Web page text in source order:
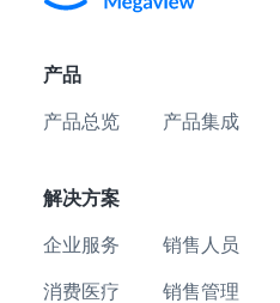
产品
产品总览 产品集成
解决方案
企业服务
消费医疗
销售人员
销售管理